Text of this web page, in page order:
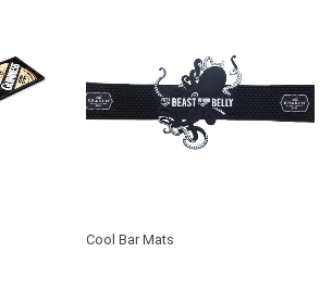
Cool Bar Mats